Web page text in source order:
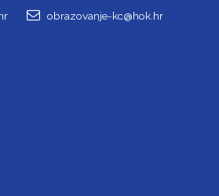
obrazovanje-kc@hok.hr